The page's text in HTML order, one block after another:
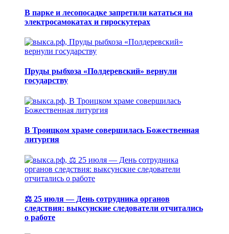
В парке и лесопосадке запретили кататься на
электросамокатах и гироскутерах
Пруды рыбхоза «Полдеревский» вернули
государству
В Троицком храме совершилась Божественная
литургия
⚖️ 25 июля — День сотрудника органов
следствия: выксунские следователи отчитались
о работе